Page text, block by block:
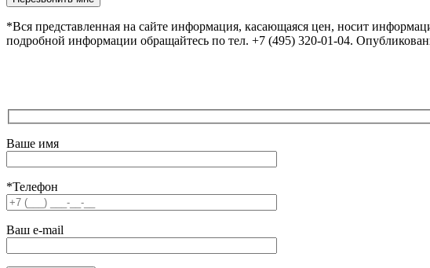
*Вся представленная на сайте информация, касающаяся цен, носит
подробной информации обращайтесь по тел. +7 (495) 320-01-04.
Ваше имя
*Телефон
Ваш e-mail